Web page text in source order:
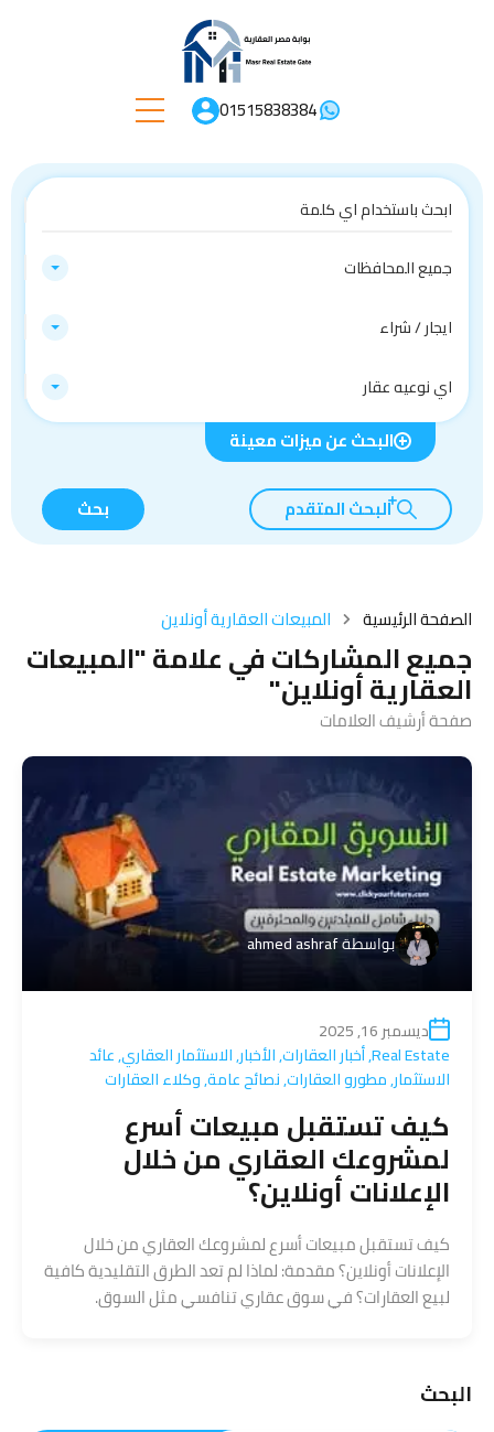
01515838384
جميع المحافظات
ايجار / شراء
اي نوعيه عقار
البحث عن ميزات معينة
البحث المتقدم بحث
الصفحة الرئيسية المبيعات العقارية أونلاين
جميع المشاركات في علامة "المبيعات
العقارية أونلاين"
صفحة أرشيف العلامات
بواسطةahmed ashraf
ديسمبر 16, 2025
Real Estate
,أخبار العقارات,الأخبار,الاستثمار العقاري,عائد
الاستثمار,مطورو العقارات,نصائح عامة,وكلاء العقارات
كيف تستقبل مبيعات أسرع
لمشروعك العقاري من خلال
الإعلانات أونلاين؟
كيف تستقبل مبيعات أسرع لمشروعك العقاري من خلال
الإعلانات أونلاين؟ مقدمة: لماذا لم تعد الطرق التقليدية كافية
لبيع العقارات؟ في سوق عقاري تنافسي مثل السوق.
البحث